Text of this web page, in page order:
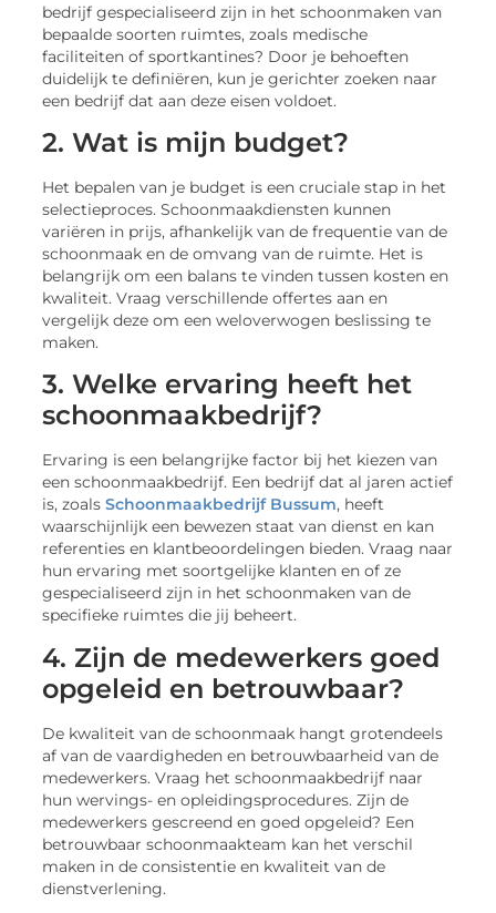
bedrijf gespecialiseerd zijn in het schoonmaken van
bepaalde soorten ruimtes, zoals medische
faciliteiten of sportkantines? Door je behoeften
duidelijk te definiëren, kun je gerichter zoeken naar
een bedrijf dat aan deze eisen voldoet.
2. Wat is mijn budget?
Het bepalen van je budget is een cruciale stap in het
selectieproces. Schoonmaakdiensten kunnen
variëren in prijs, afhankelijk van de frequentie van de
schoonmaak en de omvang van de ruimte. Het is
belangrijk om een balans te vinden tussen kosten en
kwaliteit. Vraag verschillende offertes aan en
vergelijk deze om een weloverwogen beslissing te
maken.
3. Welke ervaring heeft het
schoonmaakbedrijf?
Ervaring is een belangrijke factor bij het kiezen van
een schoonmaakbedrijf. Een bedrijf dat al jaren actief
is, zoalsSchoonmaakbedrijf Bussum, heeft
waarschijnlijk een bewezen staat van dienst en kan
referenties en klantbeoordelingen bieden. Vraag naar
hun ervaring met soortgelijke klanten en of ze
gespecialiseerd zijn in het schoonmaken van de
specifieke ruimtes die jij beheert.
4. Zijn de medewerkers goed
opgeleid en betrouwbaar?
De kwaliteit van de schoonmaak hangt grotendeels
af van de vaardigheden en betrouwbaarheid van de
medewerkers. Vraag het schoonmaakbedrijf naar
hun wervings- en opleidingsprocedures. Zijn de
medewerkers gescreend en goed opgeleid? Een
betrouwbaar schoonmaakteam kan het verschil
maken in de consistentie en kwaliteit van de
dienstverlening.